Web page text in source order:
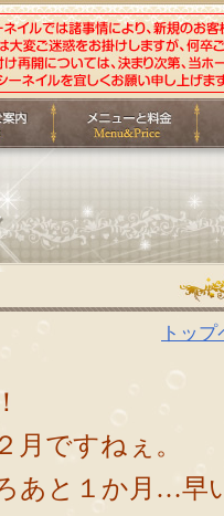
トッ
月ですねぇ。
あと１か月…早